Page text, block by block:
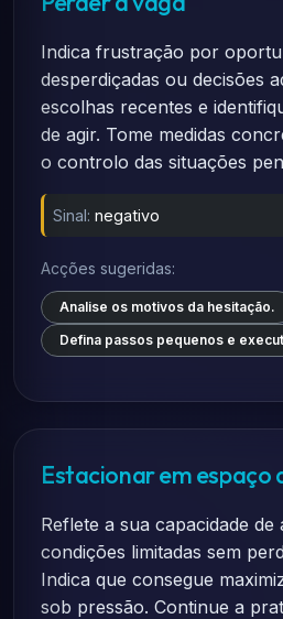
Indica frustração por
desperdiçadas ou decisões
escolhas recentes e
de agir. Tome medidas
o controlo das situações
Sinal: negativo
Acções sugeridas:
Analise os motivos da hesitação.
Defina passos pequenos e
Estacionar em espaço
Reflete a sua capacidade de
condições limitadas sem
Indica que consegue
sob pressão. Continue a